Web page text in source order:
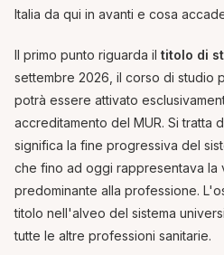
Italia da qui in avanti e cosa
Il primo punto riguarda il titolo di
settembre 2026, il corso di studio
potrà essere attivato
accreditamento del MUR. Si tratta
significa la fine progressiva del
che fino ad oggi rappresentava la
predominante alla professione.
titolo nell'alveo del sistema
tutte le altre professioni sanitarie.